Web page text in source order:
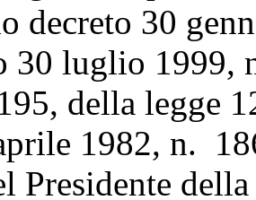
decreto 30
30 luglio 1999,
della legge
1982, n.
Presidente